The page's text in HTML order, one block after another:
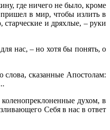
где ничего не было, кроме
в мир, чтобы излить в
и дряхлые, – руки
нас, – но хотя бы понять, о
сказанные Апостолам:
духом, в
Себя в нас в ответ